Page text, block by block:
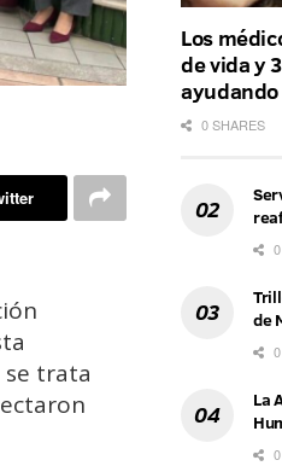
trata
Los
de vida y
0 SHARES
de
La